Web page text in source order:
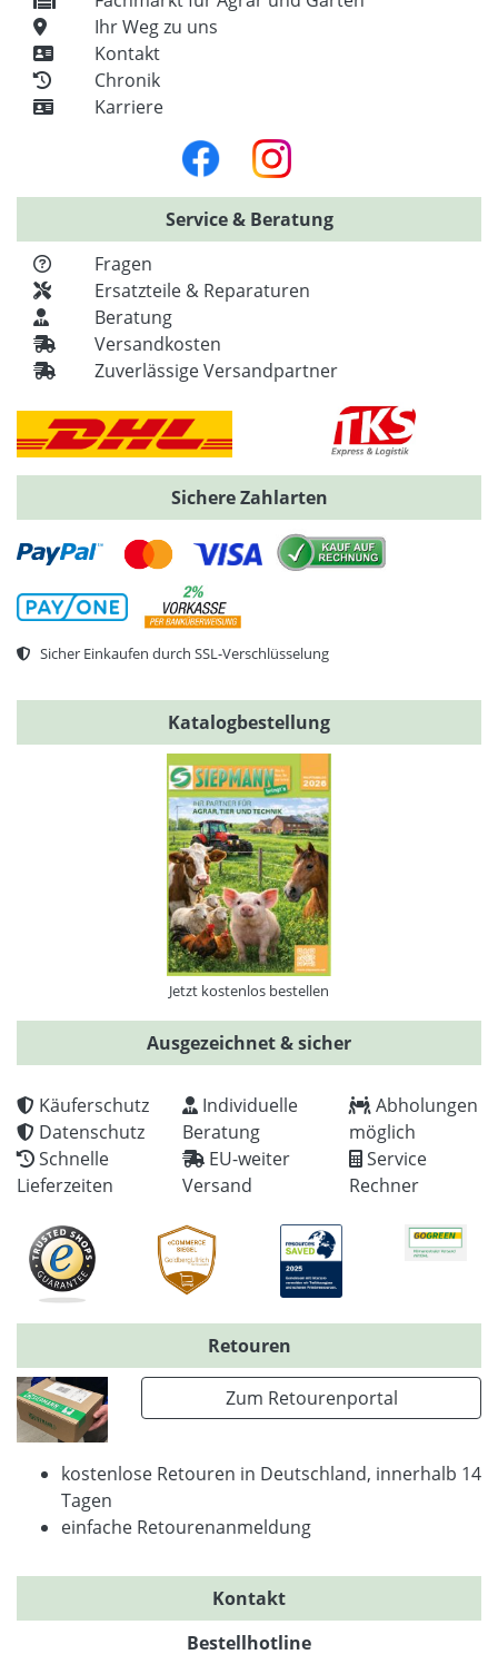
Ihr Weg zu uns
Kontakt
Chronik
Karriere
Service & Beratung
Fragen
Ersatzteile & Reparaturen
Beratung
Versandkosten
Zuverlässige Versandpartner
Sichere Zahlarten
Sicher Einkaufen durch SSL-Verschlüsselung
Katalogbestellung
Jetzt kostenlos bestellen
Ausgezeichnet & sicher
Käuferschutz
Datenschutz
Schnelle
Lieferzeiten
Individuelle
Beratung
EU-weiter
Versand
Abholungen
möglich
Service
Rechner
Retouren
Zum Retourenportal
kostenlose Retouren in Deutschland, innerhalb 14
Tagen
einfache Retourenanmeldung
Kontakt
Bestellhotline